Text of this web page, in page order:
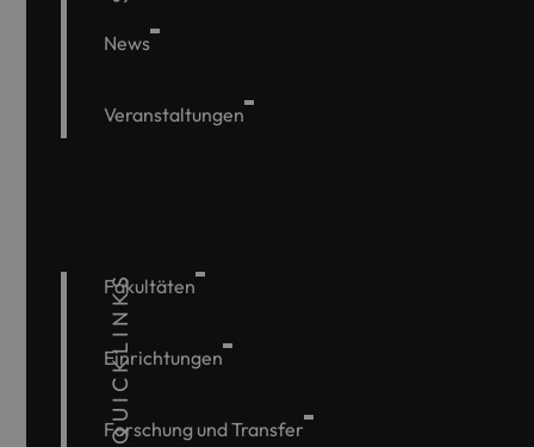
News
Veranstaltungen
QUICKLINKS
Fakultäten
Einrichtungen
Forschung und Transfer